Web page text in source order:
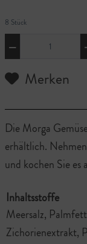
8 Stück
Merken
Die Morga
erhältlich.
und kochen Sie es
Inhaltsstoffe
Meersalz,
Zichorienextrakt,